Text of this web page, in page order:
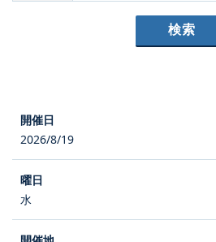
2026/8/19
水